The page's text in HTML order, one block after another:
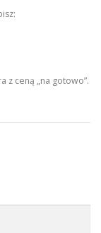
z ceną „na gotowo”.